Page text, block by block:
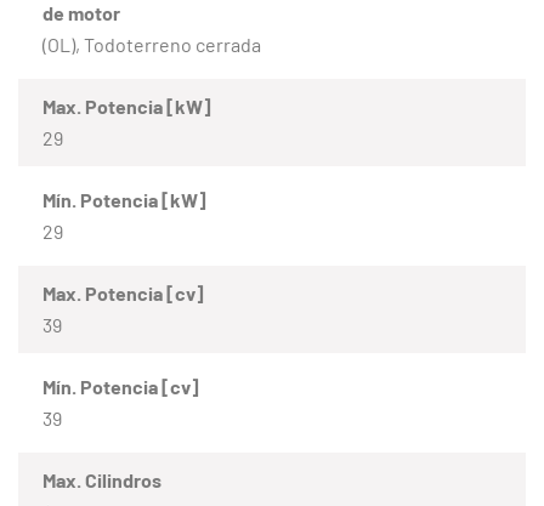
de motor
(OL), Todoterreno cerrada
Max. Potencia [kW]
29
Mín. Potencia [kW]
29
Max. Potencia [cv]
39
Mín. Potencia [cv]
39
Max. Cilindros